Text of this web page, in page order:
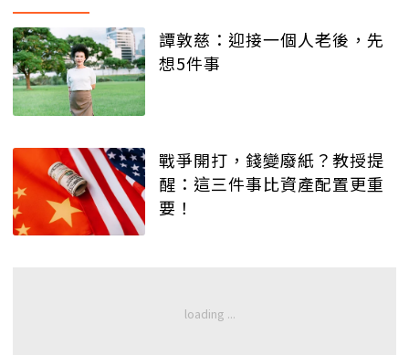
譚敦慈：迎接一個人老後，先
想5件事
戰爭開打，錢變廢紙？教授提
醒：這三件事比資產配置更重
要！